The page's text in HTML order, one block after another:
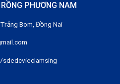
PHƯƠNG NAM
Bom, Đồng Nai